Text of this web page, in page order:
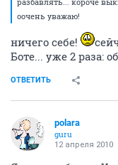
оочень уважаю!
ничего себе!
Боте... уже 2 раза:
ОТВЕТИТЬ
polara
guru
12 апреля 2010